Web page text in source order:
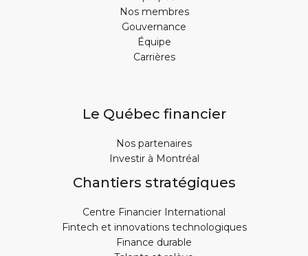
Nos membres
Gouvernance
Équipe
Carrières
Le Québec financier
Nos partenaires
Investir à Montréal
Chantiers stratégiques
Centre Financier International
Fintech et innovations technologiques
Finance durable